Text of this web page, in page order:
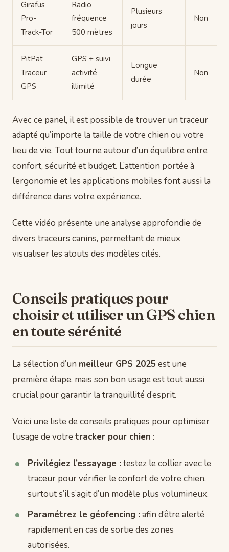
Girafus
Pro-
Track-Tor
Radio
fréquence
500 mètres
Plusieurs
jours
Non
PitPat
Traceur
GPS
GPS + suivi
activité
illimité
Longue
durée
Non
Avec ce panel, il est possible de trouver un traceur
adapté qu’importe la taille de votre chien ou votre
lieu de vie. Tout tourne autour d’un équilibre entre
confort, sécurité et budget. L’attention portée à
l’ergonomie et les applications mobiles font aussi la
différence dans votre expérience.
Cette vidéo présente une analyse approfondie de
divers traceurs canins, permettant de mieux
visualiser les atouts des modèles cités.
Conseils pratiques pour
choisir et utiliser un GPS chien
en toute sérénité
La sélection d’un meilleur GPS 2025 est une
première étape, mais son bon usage est tout aussi
crucial pour garantir la tranquillité d’esprit.
Voici une liste de conseils pratiques pour optimiser
l’usage de votre tracker pour chien :
Privilégiez l’essayage : testez le collier avec le
traceur pour vérifier le confort de votre chien,
surtout s’il s’agit d’un modèle plus volumineux.
Paramétrez le géofencing : afin d’être alerté
rapidement en cas de sortie des zones
autorisées.